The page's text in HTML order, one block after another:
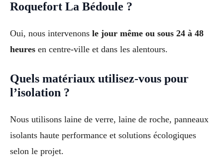
Roquefort La Bédoule ?
Oui, nous intervenons le jour même ou sous 24 à 48
heures en centre-ville et dans les alentours.
Quels matériaux utilisez-vous pour
l’isolation ?
Nous utilisons laine de verre, laine de roche, panneaux
isolants haute performance et solutions écologiques
selon le projet.